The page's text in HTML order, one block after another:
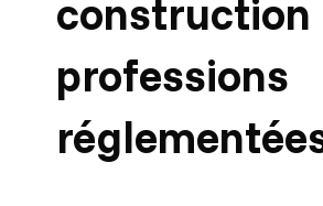
construction
professions